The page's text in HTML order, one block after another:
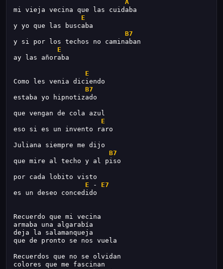
A
mi vieja vecina que las cuidaba
E
y yo que las buscaba
B7
y si por los techos no caminaban
E
ay las añoraba
E
Como les venia diciendo
B7
estaba yo hipnotizado
que vengan de cola azul
E
eso si es un invento raro
Juliana siempre me dijo
B7
que mire al techo y al piso
por cada lobito visto
E - E7
es un deseo concedido
Recuerdo que mi vecina
armaba una algarabía
deja la salamanqueja
que de pronto se nos vuela
Recuerdos que no se olvidan
colores que me fascinan